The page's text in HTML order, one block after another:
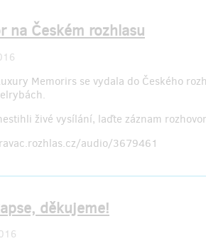
na Českém rozhlasu
Memorirs se vydala do Českého
živé vysílání, laďte záznam
audio/3679461
děkujeme!